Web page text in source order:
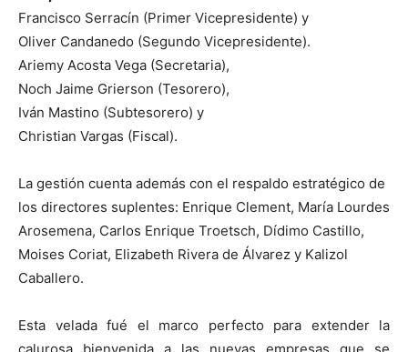
Francisco Serracín (Primer Vicepresidente) y
Oliver Candanedo (Segundo Vicepresidente).
Ariemy Acosta Vega (Secretaria),
Noch Jaime Grierson (Tesorero),
Iván Mastino (Subtesorero) y
Christian Vargas (Fiscal).
La gestión cuenta además con el respaldo estratégico de
los directores suplentes: Enrique Clement, María Lourdes
Arosemena, Carlos Enrique Troetsch, Dídimo Castillo,
Moises Coriat, Elizabeth Rivera de Álvarez y Kalizol
Caballero.
Esta velada fué el marco perfecto para extender la